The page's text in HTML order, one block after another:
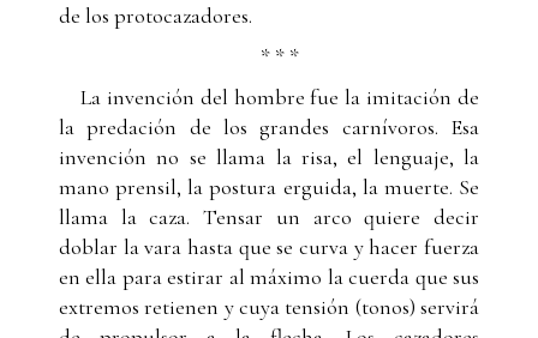
de los protocazadores.
* * *
La invención del hombre fue la imitación de
la predación de los grandes carnívoros. Esa
invención no se llama la risa, el lenguaje, la
mano prensil, la postura erguida, la muerte. Se
llama la caza. Tensar un arco quiere decir
doblar la vara hasta que se curva y hacer fuerza
en ella para estirar al máximo la cuerda que sus
extremos retienen y cuya tensión (tonos) servirá